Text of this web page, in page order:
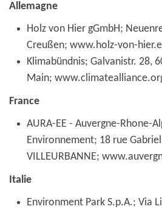
Allemagne
Holz von Hier gGmbH;
Creußen; www.holz-von-
Klimabündnis; Galvanistr. 28,
Main;
France
AURA-EE - Auvergne-Rhone-
Environnement; 18 rue
VILLEURBANNE;
Italie
Environment Park S.p.A.; Via